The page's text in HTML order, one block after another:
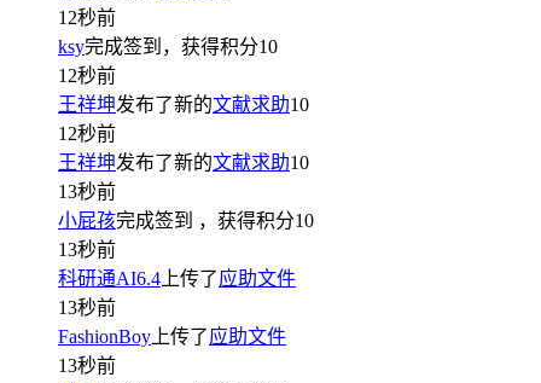
12秒前
ksy完成签到，获得积分10
12秒前
王祥坤发布了新的文献求助10
12秒前
王祥坤发布了新的文献求助10
13秒前
小屁孩完成签到 ，获得积分10
13秒前
科研通AI6.4 上传了应助文件
13秒前
FashionBoy 上传了应助文件
13秒前